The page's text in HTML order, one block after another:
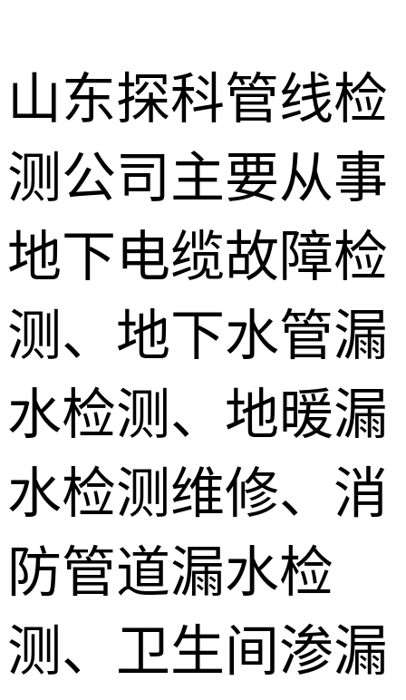
山东探科管线检
测公司主要从事
地下电缆故障检
测、地下水管漏
水检测、地暖漏
水检测维修、消
防管道漏水检
测、卫生间渗漏
地下暗管漏
水检测
卫生间渗漏
水检测
地暖漏水检
测
壁挂炉维修
防水补漏
障检测
测漏水设备
训